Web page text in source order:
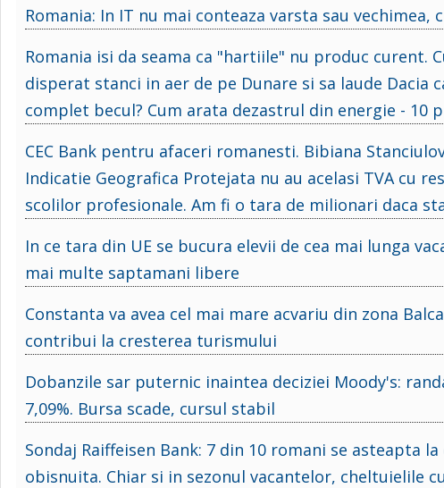
Romania: In IT nu mai conteaza varsta sau vechimea,
Romania isi da seama ca "hartiile" nu produc curent.
disperat stanci in aer de pe Dunare si sa laude
complet becul? Cum arata dezastrul din energie - 10
CEC Bank pentru afaceri romanesti. Bibiana
Indicatie Geografica Protejata nu au acelasi TVA cu
scolilor profesionale. Am fi o tara de milionari daca
In ce tara din UE se bucura elevii de cea mai lunga
mai multe saptamani libere
Constanta va avea cel mai mare acvariu din zona
contribui la cresterea turismului
Dobanzile sar puternic inaintea deciziei Moody's:
7,09%. Bursa scade, cursul stabil
Sondaj Raiffeisen Bank: 7 din 10 romani se asteapta
obisnuita. Chiar si in sezonul vacantelor, cheltuielile